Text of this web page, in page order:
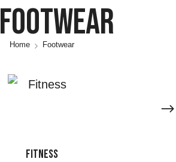
Footwear
Home Footwear
FITNESS